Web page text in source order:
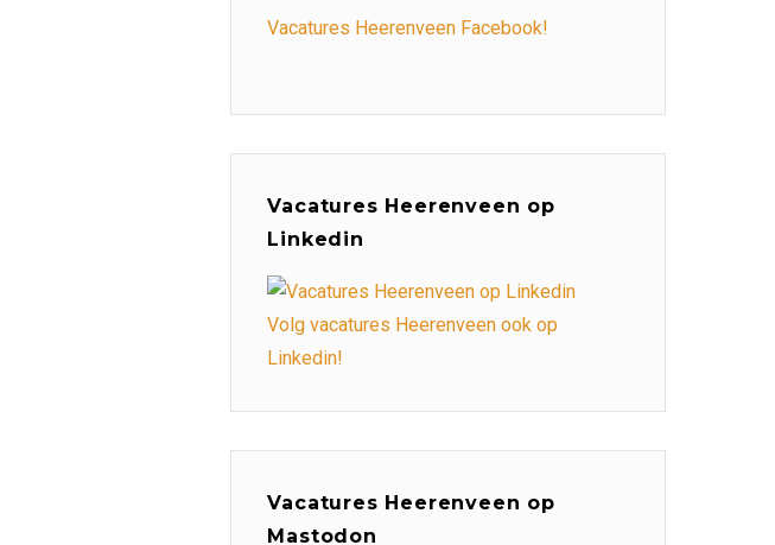
Vacatures Heerenveen Facebook!
Vacatures Heerenveen op
Linkedin
Volg vacatures Heerenveen ook op
Linkedin!
Vacatures Heerenveen op
Mastodon